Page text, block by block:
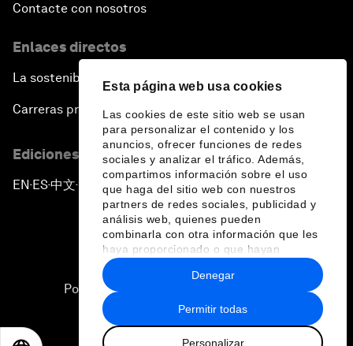
Esta página web usa cookies
Las cookies de este sitio web se usan
para personalizar el contenido y los
anuncios, ofrecer funciones de redes
sociales y analizar el tráfico. Además,
compartimos información sobre el uso
que haga del sitio web con nuestros
partners de redes sociales, publicidad y
análisis web, quienes pueden
combinarla con otra información que les
haya proporcionado o que hayan
recopilado a partir del uso que haya
hecho de sus servicios.
Permitir todas
Personalizar
Denegar
Contacte con nosotros
Enlaces directos
La sostenibilidad en el Foro
Carreras profesionales
Ediciones en otros idiomas
EN ▪ ES▪中文▪ 日本語
Política de privacidad y normas de uso